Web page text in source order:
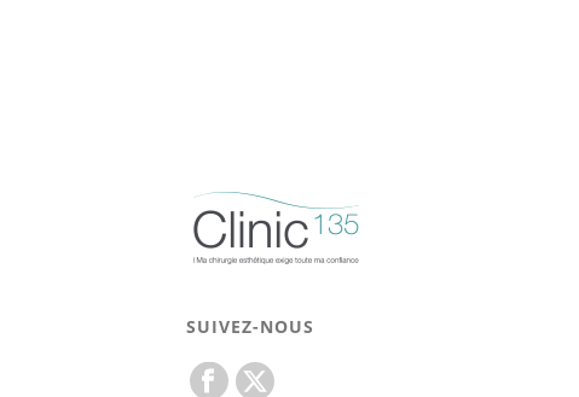
SUIVEZ-NOUS